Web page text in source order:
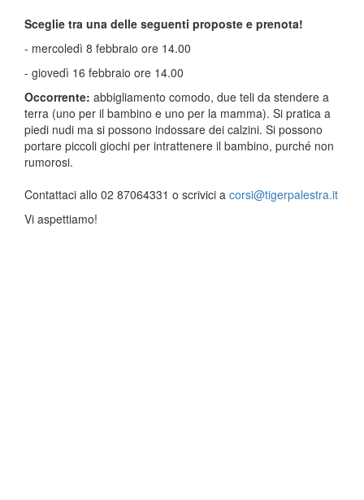
Sceglie tra una delle seguenti proposte e prenota!
- mercoledì 8 febbraio ore 14.00
- giovedì 16 febbraio ore 14.00
Occorrente: abbigliamento comodo, due teli da stendere a
terra (uno per il bambino e uno per la mamma). Si pratica a
piedi nudi ma si possono indossare dei calzini. Si possono
portare piccoli giochi per intrattenere il bambino, purché non
rumorosi.
Contattaci allo 02 87064331 o scrivici a corsi@tigerpalestra.it
Vi aspettiamo!